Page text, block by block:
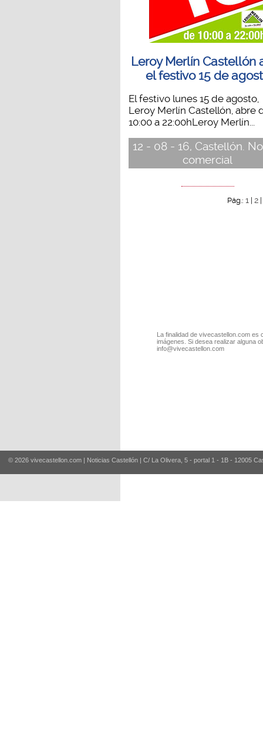
Leroy Merlín Castellón
el festivo 15 de
El festivo lunes 15 de agosto,
Leroy Merlín Castellón, abre
10:00 a 22:00hLeroy Merlín...
12 - 08 - 16, Castellón.
comercial
Pág.: 1| 2|
La finalidad de vivecastellon.com
imágenes. Si desea realizar alguna
info@vivecastellon.com
© 2026 vivecastellon.com | Noticias Castellón | C/ La Olivera, 5 - portal 1 - 1B - 12005